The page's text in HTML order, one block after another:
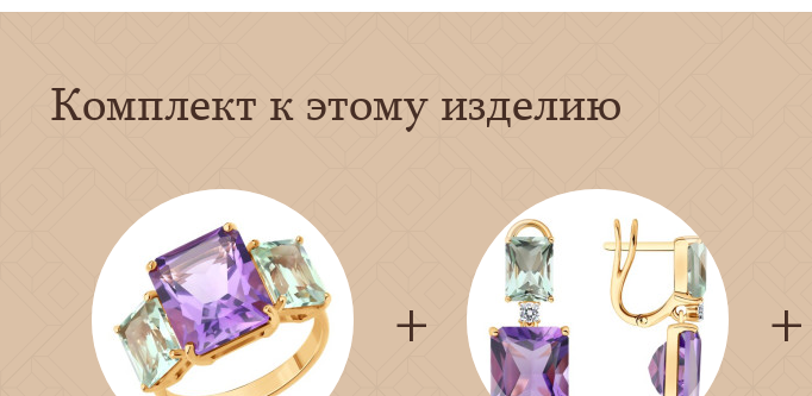
Комплект к этому изделию